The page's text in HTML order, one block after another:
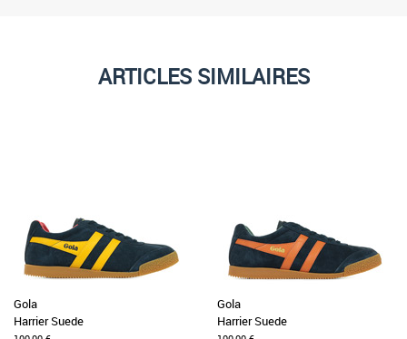
ARTICLES SIMILAIRES
Gola
Harrier Suede
Gola
Harrier Suede